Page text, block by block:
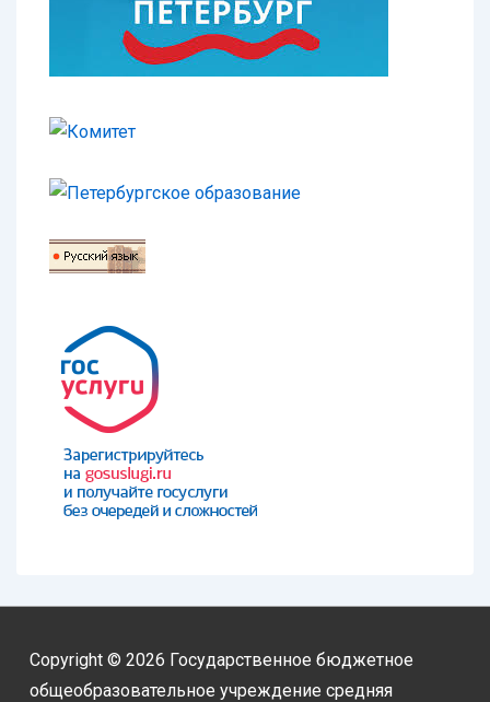
Copyright © 2026 Государственное бюджетное
общеобразовательное учреждение средняя